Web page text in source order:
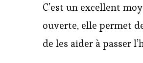
C’est un excellent
ouverte, elle permet
de les aider à passer